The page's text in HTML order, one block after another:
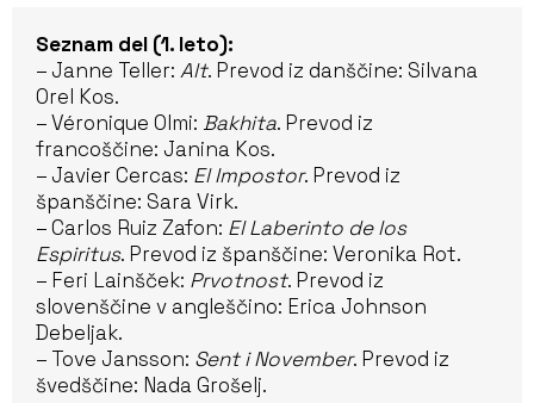
Seznam del (1. leto):
– Janne Teller: Alt. Prevod iz danščine: Silvana
Orel Kos.
– Véronique Olmi: Bakhita. Prevod iz
francoščine: Janina Kos.
– Javier Cercas: El Impostor. Prevod iz
španščine: Sara Virk.
– Carlos Ruiz Zafon: El Laberinto de los
Espiritus. Prevod iz španščine: Veronika Rot.
– Feri Lainšček: Prvotnost. Prevod iz
slovenščine v angleščino: Erica Johnson
Debeljak.
– Tove Jansson: Sent i November. Prevod iz
švedščine: Nada Grošelj.